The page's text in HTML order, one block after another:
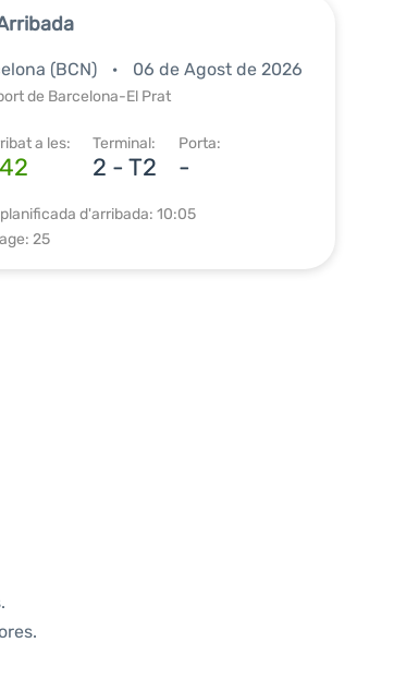
(BCN) 06 de Agost de 2026
de Barcelona-El Prat
a les: Terminal:
2 - T2
Porta:
-
d'arribada: 10:05
25